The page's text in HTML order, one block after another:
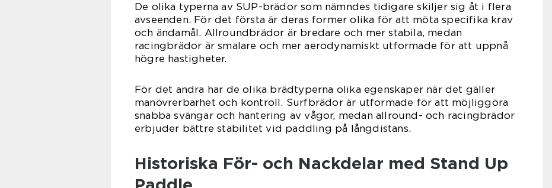
De olika typerna av SUP-brädor som nämndes tidigare skiljer sig åt i flera
avseenden. För det första är deras former olika för att möta specifika krav
och ändamål. Allroundbrädor är bredare och mer stabila, medan
racingbrädor är smalare och mer aerodynamiskt utformade för att uppnå
högre hastigheter.
För det andra har de olika brädtyperna olika egenskaper när det gäller
manövrerbarhet och kontroll. Surfbrädor är utformade för att möjliggöra
snabba svängar och hantering av vågor, medan allround- och racingbrädor
erbjuder bättre stabilitet vid paddling på långdistans.
Historiska För- och Nackdelar med Stand Up